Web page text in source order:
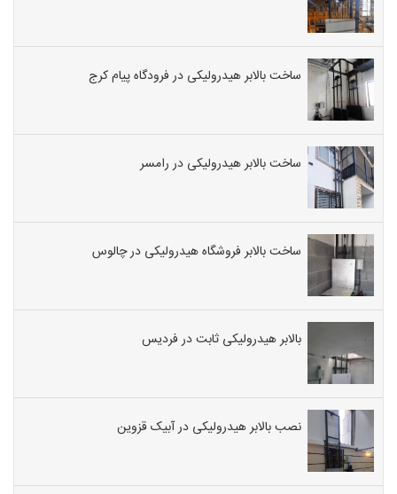
ساخت بالابر هیدرولیکی در فرودگاه پیام کرج
ساخت بالابر هیدرولیکی در رامسر
ساخت بالابر فروشگاه هیدرولیکی در چالوس
بالابر هیدرولیکی ثابت در فردیس
نصب بالابر هیدرولیکی در آبیک قزوین